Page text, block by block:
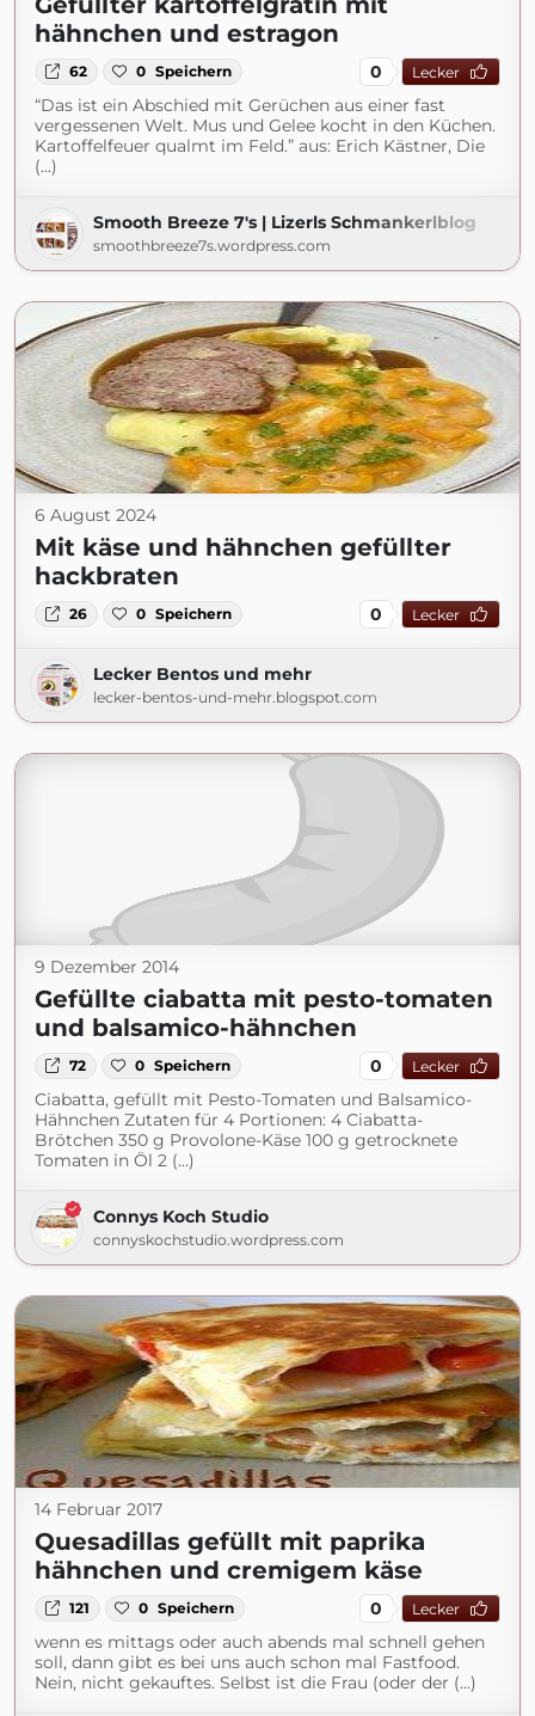
hähnchen und estragon
62 0 Speichern 0 Lecker
“Das ist ein Abschied mit Gerüchen aus einer fast
vergessenen Welt. Mus und Gelee kocht in den Küchen.
Kartoffelfeuer qualmt im Feld.” aus: Erich Kästner, Die
(...)
Smooth Breeze 7's | Lizerls Schmankerlblog
smoothbreeze7s.wordpress.com
6 August 2024
Mit käse und hähnchen gefüllter
hackbraten
26 0 Speichern 0 Lecker
Lecker Bentos und mehr
lecker-bentos-und-mehr.blogspot.com
9 Dezember 2014
Gefüllte ciabatta mit pesto-tomaten
und balsamico-hähnchen
72 0 Speichern 0 Lecker
Ciabatta, gefüllt mit Pesto-Tomaten und Balsamico-
Hähnchen Zutaten für 4 Portionen: 4 Ciabatta-
Brötchen 350 g Provolone-Käse 100 g getrocknete
Tomaten in Öl 2 (...)
Connys Koch Studio
connyskochstudio.wordpress.com
14 Februar 2017
Quesadillas gefüllt mit paprika
hähnchen und cremigem käse
121 0 Speichern 0 Lecker
wenn es mittags oder auch abends mal schnell gehen
soll, dann gibt es bei uns auch schon mal Fastfood.
Nein, nicht gekauftes. Selbst ist die Frau (oder der (...)